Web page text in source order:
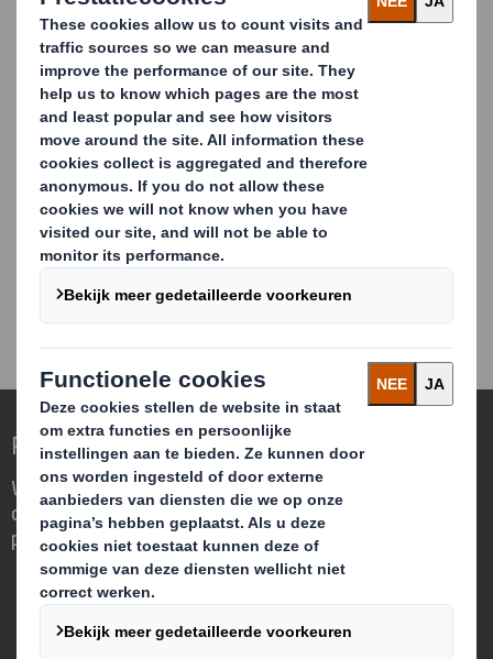
Marketing, PR & Communicatie
Marketing.Benelux@dssmith.com
Redefining Packaging for a Changing World
We are different because we see the
opportunity for packaging to play a
powerful role in the world around us.
Wie wij zijn